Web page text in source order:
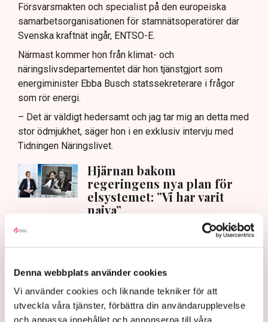
Denna webbplats använder cookies
Vi använder cookies och liknande tekniker för att
utveckla våra tjänster, förbättra din användarupplevelse
och anpassa innehållet och annonserna till våra
Försvarsmakten och specialist på den europeiska
samarbetsorganisationen för stamnätsoperatörer där
Svenska kraftnät ingår, ENTSO-E.
Närmast kommer hon från klimat- och
näringslivsdepartementet där hon tjänstgjort som
energiminister Ebba Busch statssekreterare i frågor
som rör energi.
– Det är väldigt hedersamt och jag tar mig an detta med
stor ödmjukhet, säger hon i en exklusiv intervju med
Tidningen Näringslivet.
Hjärnan bakom
regeringens nya plan för
elsystemet: ”Vi har varit
naiva”
Vad kan Svenska kraftnät göra för att skapa
– Det är väldigt viktigt att tydliggöra hur vi kan
expandera och möta industrins behov av el. Jag ser det
som en grundläggande förutsättning för vår